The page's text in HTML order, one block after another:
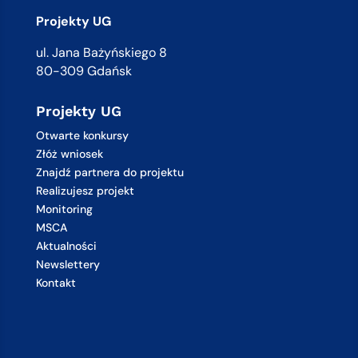
Projekty UG
ul. Jana Bażyńskiego 8
80-309 Gdańsk
Projekty UG
Otwarte konkursy
Złóż wniosek
Znajdź partnera do projektu
Realizujesz projekt
Monitoring
MSCA
Aktualności
Newslettery
Kontakt